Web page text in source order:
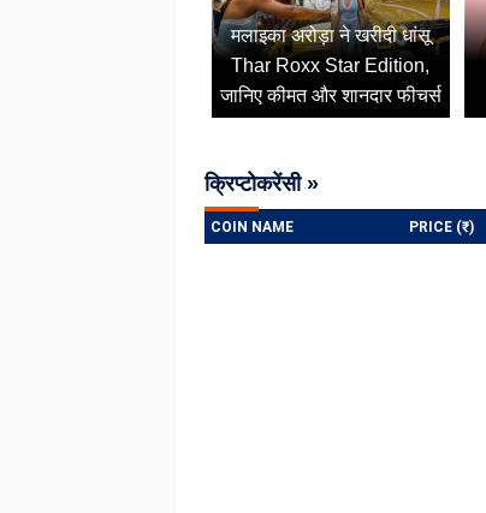
मलाइका अरोड़ा ने खरीदी धांसू
Thar Roxx Star Edition,
जानिए कीमत और शानदार फीचर्स
क्रिप्टोकरेंसी »